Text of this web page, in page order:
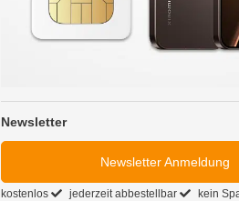
Newsletter
Newsletter Anmeldung
kostenlos jederzeit abbestellbar kein